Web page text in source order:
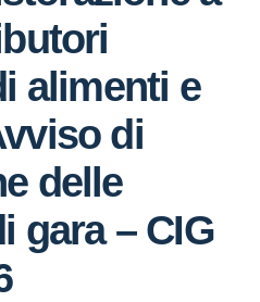
alimenti e
di
delle
gara – CIG